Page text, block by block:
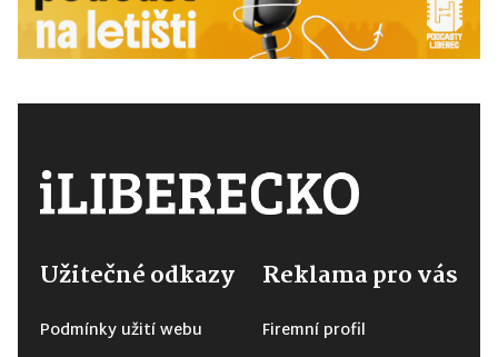
Užitečné odkazy
Podmínky užití webu
Reklama pro vás
Firemní profil